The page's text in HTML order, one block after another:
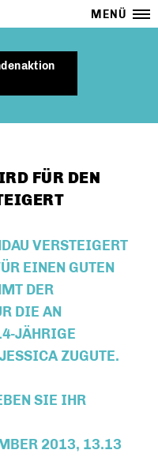
MENÜ
FÜR DEN
VERSTEIGERT
EINEN GUTEN
DER
DIE AN
JÄHRIGE
ZUGUTE.
SIE IHR
2013, 13.13